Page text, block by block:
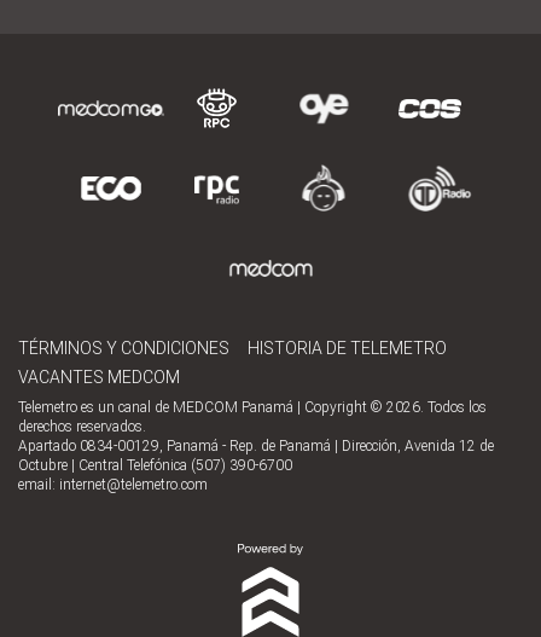
TÉRMINOS Y CONDICIONES
HISTORIA DE TELEMETRO
VACANTES MEDCOM
Telemetro es un canal de MEDCOM Panamá | Copyright © 2026. Todos los
derechos reservados.
Apartado 0834-00129, Panamá - Rep. de Panamá | Dirección, Avenida 12 de
Octubre | Central Telefónica (507) 390-6700
email: internet@telemetro.com